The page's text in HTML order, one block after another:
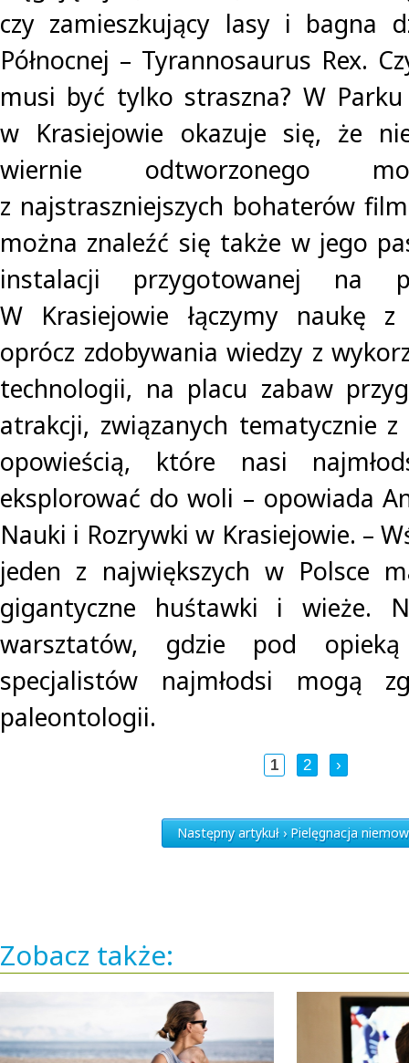
czy zamieszkujący lasy i bagna
Północnej – Tyrannosaurus Rex.
musi być tylko straszna? W
w Krasiejowie okazuje się, że
wiernie odtworzonego
z najstraszniejszych bohaterów
można znaleźć się także w jego
instalacji przygotowanej na
W Krasiejowie łączymy naukę
oprócz zdobywania wiedzy z
technologii, na placu zabaw
atrakcji, związanych tematycznie z
opowieścią, które nasi
eksplorować do woli – opowiada
Nauki i Rozrywki w Krasiejowie. –
jeden z największych w Polsce
gigantyczne huśtawki i wieże.
warsztatów, gdzie pod opieką
specjalistów najmłodsi mogą
paleontologii.
1 2 ›
Następny artykuł › Pielęgnacja
Zobacz także: